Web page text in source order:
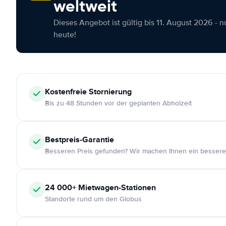
weltweit
Dieses Angebot ist gültig bis 11. August 2026 -
heute!
KostenfreieStornierung
Bis zu 48 Stunden vor der geplanten Abholzeit
Bestpreis-Garantie
Besseren Preis gefunden? Wir machen Ihnen ein
24 000+ Mietwagen-Stationen
Standorte rund um den Globus